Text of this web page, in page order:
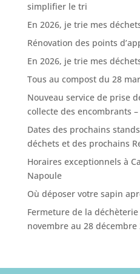
simplifier le tri
En 2026, je trie mes
Rénovation des points
En 2026, je trie mes
Tous au compost du 28
Nouveau service de prise
collecte des encombrants
Dates des prochains
déchets et des prochains
Horaires exceptionnels à
Napoule
Où déposer votre sapin
Fermeture de la
novembre au 28 décembre